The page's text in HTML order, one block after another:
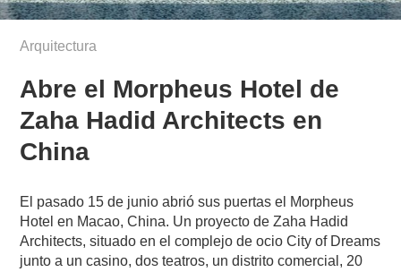
Arquitectura
Abre el Morpheus Hotel de
Zaha Hadid Architects en
China
El pasado 15 de junio abrió sus puertas el Morpheus
Hotel en Macao, China. Un proyecto de Zaha Hadid
Architects, situado en el complejo de ocio City of Dreams
junto a un casino, dos teatros, un distrito comercial, 20